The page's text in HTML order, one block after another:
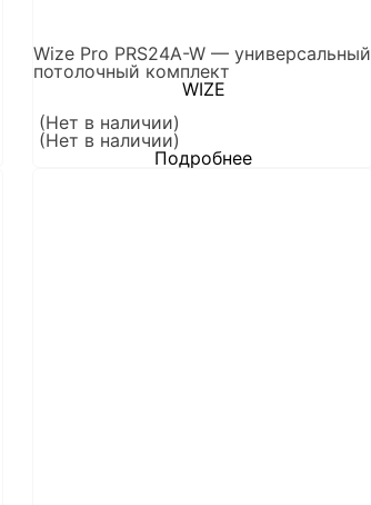
Wize Pro PRS24A-W — универсальный
потолочный комплект
WIZE
(Нет в наличии)
(Нет в наличии)
Подробнее